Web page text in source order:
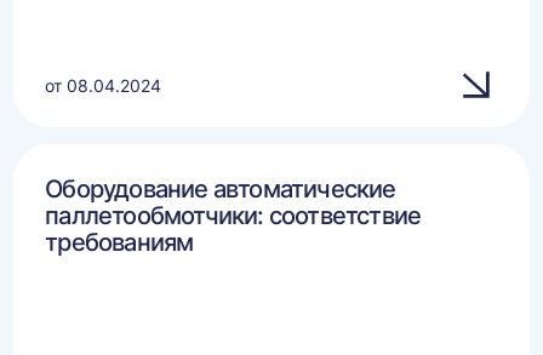
от 08.04.2024
Оборудование автоматические
паллетообмотчики: соответствие
требованиям